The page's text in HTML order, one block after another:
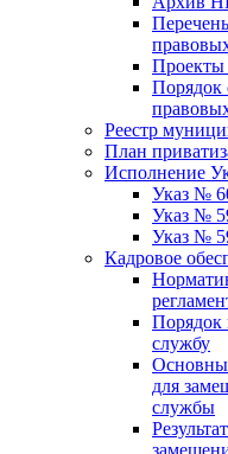
Порядок
Реестр
План
Исполнение
Указ №
Указ №
Указ №
Кадровое
Порядок
службу
для
службы